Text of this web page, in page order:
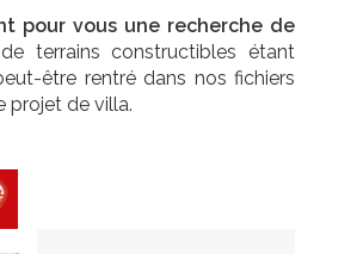
pour vous une recherche de
terrains constructibles étant
être rentré dans nos fichiers
projet de villa.